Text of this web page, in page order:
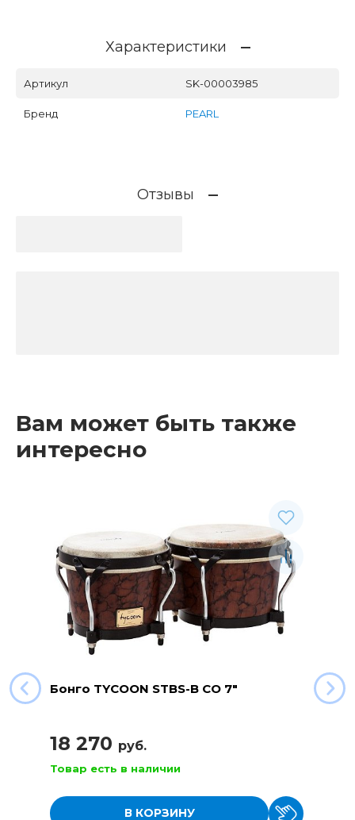
Характеристики
Артикул SK-00003985
Бренд PEARL
Отзывы
Вам может быть также
интересно
Бонго TYCOON STBS-B CO 7"
18 270 руб.
Товар есть в наличии
В КОРЗИНУ